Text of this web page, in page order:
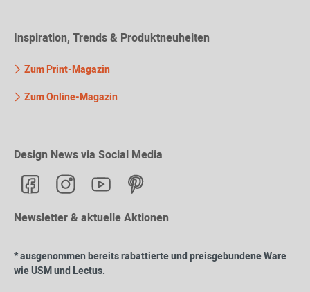
Inspiration, Trends & Produktneuheiten
Zum Print-Magazin
Zum Online-Magazin
Design News via Social Media
Newsletter & aktuelle Aktionen
* ausgenommen bereits rabattierte und preisgebundene Ware
wie USM und Lectus.